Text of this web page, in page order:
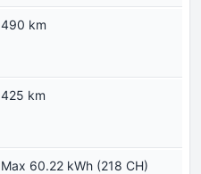
490 km
425 km
Max 60.22 kWh (218 CH)